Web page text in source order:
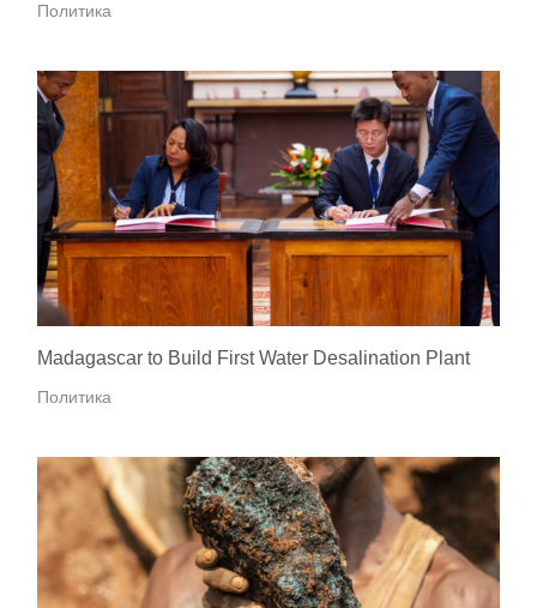
Политика
Madagascar to Build First Water Desalination Plant
Политика